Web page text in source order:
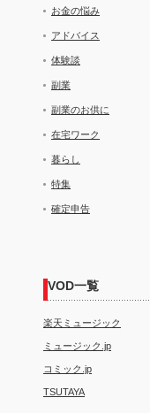
お金の悩み
アドバイス
体験談
副業
副業のお供に
在宅ワーク
暮らし
特集
確定申告
VOD一覧
楽天ミュージック
ミュージック.jp
コミック.jp
TSUTAYA